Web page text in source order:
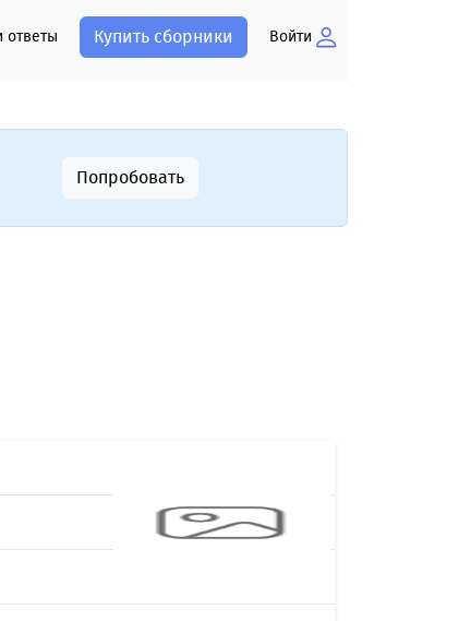
ответы Купить сборники Войти
Попробовать